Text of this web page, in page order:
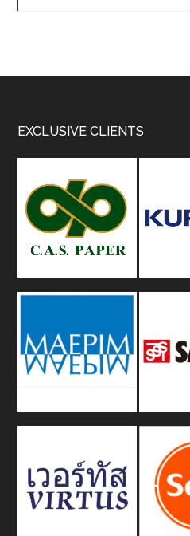
Footer
EXCLUSIVE CLIENTS